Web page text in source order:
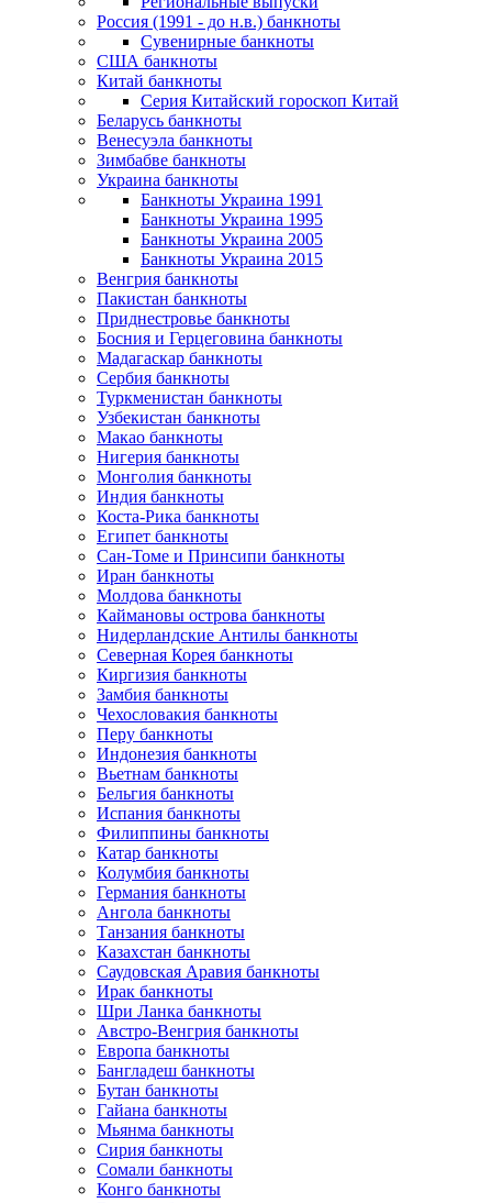
Россия (1991 - до н.в.) банкноты
Сувенирные банкноты
США банкноты
Китай банкноты
Серия Китайский гороскоп Китай
Беларусь банкноты
Венесуэла банкноты
Зимбабве банкноты
Украина банкноты
Банкноты Украина 1991
Банкноты Украина 1995
Банкноты Украина 2005
Банкноты Украина 2015
Венгрия банкноты
Пакистан банкноты
Приднестровье банкноты
Босния и Герцеговина банкноты
Мадагаскар банкноты
Сербия банкноты
Туркменистан банкноты
Узбекистан банкноты
Макао банкноты
Нигерия банкноты
Монголия банкноты
Индия банкноты
Коста-Рика банкноты
Египет банкноты
Сан-Томе и Принсипи банкноты
Иран банкноты
Молдова банкноты
Каймановы острова банкноты
Нидерландские Антилы банкноты
Северная Корея банкноты
Киргизия банкноты
Замбия банкноты
Чехословакия банкноты
Перу банкноты
Индонезия банкноты
Вьетнам банкноты
Бельгия банкноты
Испания банкноты
Филиппины банкноты
Катар банкноты
Колумбия банкноты
Германия банкноты
Ангола банкноты
Танзания банкноты
Казахстан банкноты
Саудовская Аравия банкноты
Ирак банкноты
Шри Ланка банкноты
Австро-Венгрия банкноты
Европа банкноты
Бангладеш банкноты
Бутан банкноты
Гайана банкноты
Мьянма банкноты
Сирия банкноты
Сомали банкноты
Конго банкноты